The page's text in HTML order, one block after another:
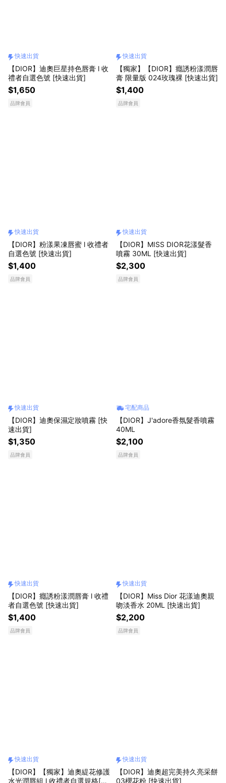
快速出貨
【DIOR】迪奧巨星持色唇膏 l 收
禮者自選色號 [快速出貨]
$1,650
品牌會員
快速出貨
【獨家】【DIOR】癮誘粉漾潤唇
膏 限量版 024玫瑰裸 [快速出貨]
$1,400
品牌會員
快速出貨
【DIOR】粉漾果凍唇蜜 l 收禮者
自選色號 [快速出貨]
$1,400
品牌會員
快速出貨
【DIOR】MISS DIOR花漾髮香
噴霧 30ML [快速出貨]
$2,300
品牌會員
快速出貨
【DIOR】迪奧保濕定妝噴霧 [快
速出貨]
$1,350
品牌會員
宅配商品
【DIOR】J'adore香氛髮香噴霧
40ML
$2,100
品牌會員
快速出貨
【DIOR】癮誘粉漾潤唇膏 l 收禮
者自選色號 [快速出貨]
$1,400
品牌會員
快速出貨
【DIOR】Miss Dior 花漾迪奧親
吻淡香水 20ML [快速出貨]
$2,200
品牌會員
快速出貨
【DIOR】【獨家】迪奧緹花修護
水光潤唇組 l 收禮者自選規格[快
快速出貨
【DIOR】迪奧超完美持久亮采餅
03櫻花粉 [快速出貨]